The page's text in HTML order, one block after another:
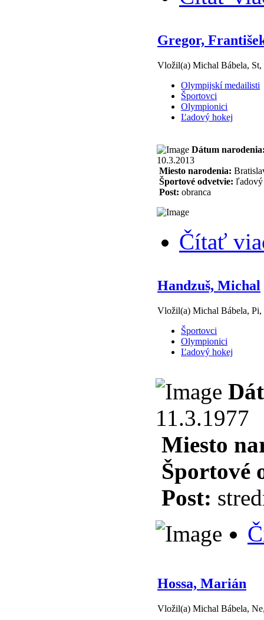
Gregor,
Vložil(a) Michal Bábela, St,
Olympijskí medailisti
Športovci
Olympionici
Ľadový hokej
Dátum
10.3.2013
Miesto narodenia:
Športové odvetvie: ľadový
Post: obranca
Čítať
Handzuš, Michal
Vložil(a) Michal Bábela, Pi,
Športovci
Olympionici
Ľadový hokej
11.3.1977
Miesto
Športové
Post:
Hossa, Marián
Vložil(a) Michal Bábela,